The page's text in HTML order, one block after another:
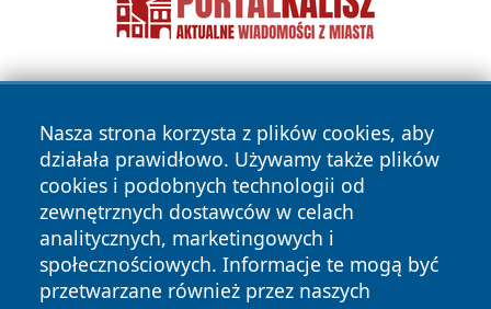
Nasza strona korzysta z plików cookies, aby
działała prawidłowo. Używamy także plików
cookies i podobnych technologii od
zewnętrznych dostawców w celach
analitycznych, marketingowych i
społecznościowych. Informacje te mogą być
przetwarzane również przez naszych
Copyright © 2026 olkuszonline.pl Wszystkie prawa
zastrzeżone.